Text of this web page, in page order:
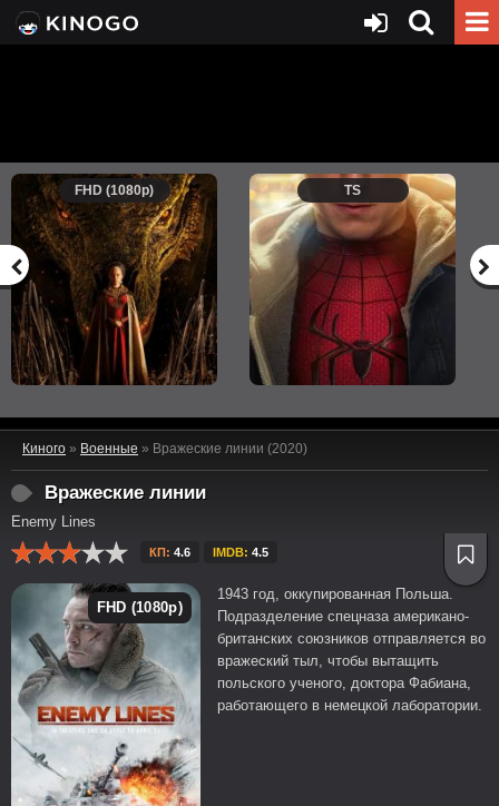
FHD (1080p) TS
Киного » Военные » Вражеские линии (2020)
Вражеские линии
Enemy Lines
КП: 4.6 IMDB: 4.5
FHD (1080p)
1943 год, оккупированная Польша.
Подразделение спецназа американо-
британских союзников отправляется во
вражеский тыл, чтобы вытащить
польского ученого, доктора Фабиана,
работающего в немецкой лаборатории.